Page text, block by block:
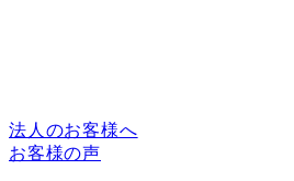
法人のお客様へ
お客様の声